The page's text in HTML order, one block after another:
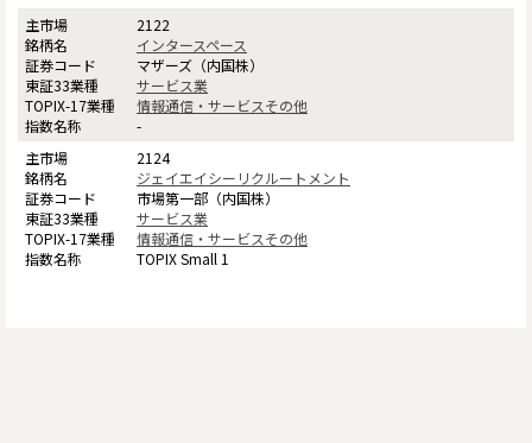
2122
インタースペース
マザーズ（内国株）
サービス業
情報通信・サービスその他
-
2124
ジェイエイシーリクルートメント
市場第一部（内国株）
サービス業
情報通信・サービスその他
TOPIX Small 1